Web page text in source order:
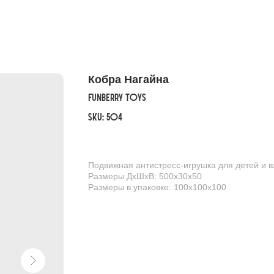
Кобра Нагайна
FunBerry Toys
SKU: 504
Подвижная антистресс-игрушка для детей и
Размеры ДхШхВ: 500х30х50
Размеры в упаковке: 100х100х100